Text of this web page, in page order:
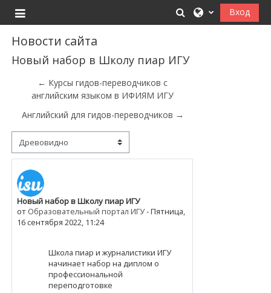
Боковая панель
ИзменитьВход
Новости сайта
Новый набор в Школу пиар ИГУ
← Курсы гидов-переводчиков с
английским языком в ИФИЯМ ИГУ
Английский для гидов-переводчиков →
Режим отображения
Новый набор в Школу пиар ИГУ
от Образовательный портал ИГУ-Пятница,
16 сентября 2022, 11:24
Количество ответов: 0
Школа пиар и журналистики ИГУ
начинает набор на диплом о
профессиональной
переподготовке